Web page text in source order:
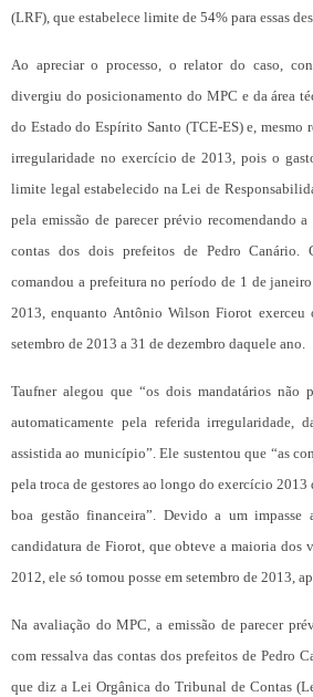
(LRF), que estabelece limite de 54% para essas
Ao apreciar o processo, o relator do caso,
divergiu do posicionamento do MPC e da área
do Estado do Espírito Santo (TCE-ES) e, mesmo
irregularidade no exercício de 2013, pois o
limite legal estabelecido na Lei de
pela emissão de parecer prévio recomendando
contas dos dois prefeitos de Pedro Canário.
comandou a prefeitura no período de 1 de
2013, enquanto Antônio Wilson Fiorot
setembro de 2013 a 31 de dezembro daquele ano.
Taufner alegou que “os dois mandatários não
automaticamente pela referida irregularidade,
assistida ao município”. Ele sustentou que “as
pela troca de gestores ao longo do exercício
boa gestão financeira”. Devido a um impasse
candidatura de Fiorot, que obteve a maioria dos
2012, ele só tomou posse em setembro de 2013,
Na avaliação do MPC, a emissão de parecer
com ressalva das contas dos prefeitos de Pedro
que diz a Lei Orgânica do Tribunal de Contas